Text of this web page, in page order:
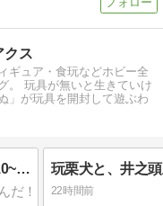
クス
ギュア・食玩などホビー全
。 玩具が無いと生きていけ
」が玩具を開封して遊ぶわ
玩栗犬と、今週のお買い物情報（8/10~)+復活の過去記事 ご紹介♡
22時間前